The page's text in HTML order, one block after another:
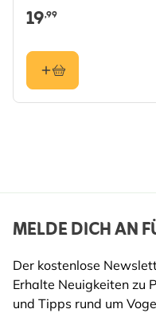
19,99
MELDE DICH AN
Der kostenlose
Erhalte Neuigkeiten zu
und Tipps rund um